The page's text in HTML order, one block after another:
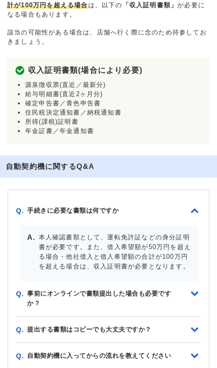
計が100万円を超える場合は、以下の 「収入証明書類」が必要に
なる場合もあります。
該当の可能性がある場合は、店舗へ行く際に念のため持参してお
きましょう。
収入証明書類(場合により必要)
源泉徴収票(直近／最新分)
給与明細書(直近2ヶ月分)
確定申告書／青色申告書
住民税決定通知書／納税通知書
所得(課税)証明書
年金証書／年金通知書
自動契約機に関するQ&A
Q. 手続きに必要な書類は何ですか
本人確認書類として、運転免許証などの身分証明
書が必要です。また、借入希望額が50万円を超え
る場合・他社借入と借入希望額の合計が100万円
を超える場合は、収入証明書が必要となります。
Q. 事前にオンラインで書類提出した場合も必要です
か？
Q. 提出する書類はコピーでも大丈夫ですか？
Q. 自動契約機に入ってからの流れを教えてください